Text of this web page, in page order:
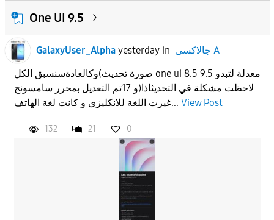
One UI 9.5
GalaxyUser_Alpha yesterdayin
جالاكسى A
وكالعادةسنسبق الكل(صورة تحديث one ui 8.5 معدلة لتبدو 9.5
و 17تم التعديل بمحرر سامسونج)لاحظت مشكلة في التحديثاذا
غيرت اللغة للانكليزي و كانت لغة الهاتف... View Post
132 21 0